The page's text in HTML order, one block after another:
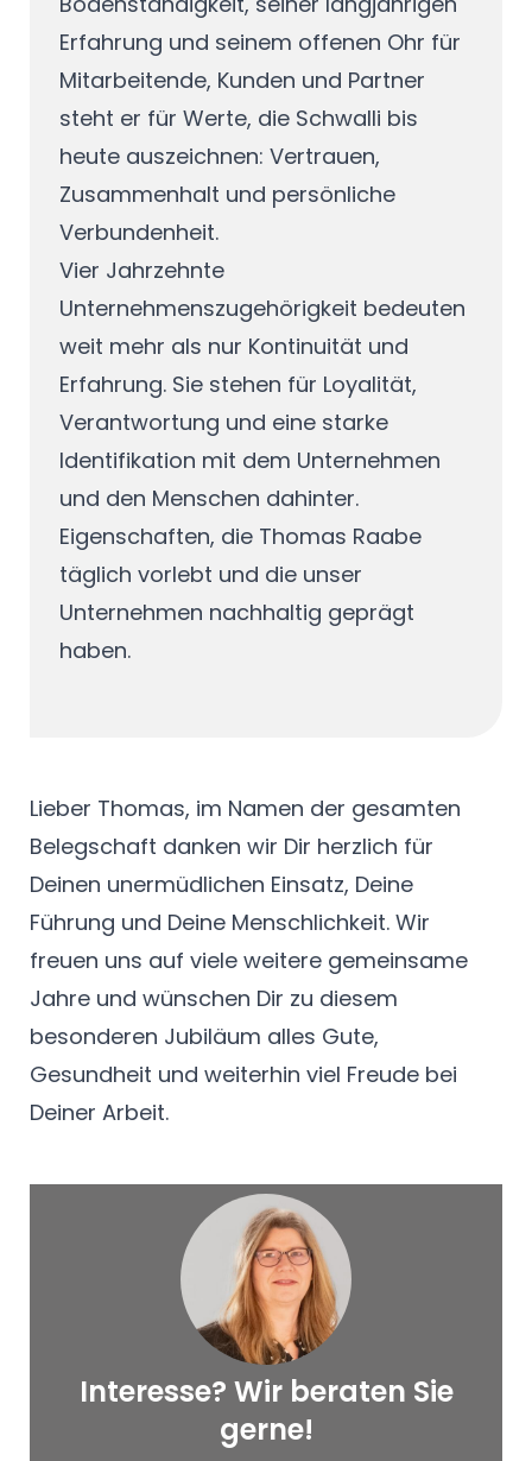
Erfahrung und seinem offenen Ohr für
Mitarbeitende, Kunden und Partner
steht er für Werte, die Schwalli bis
heute auszeichnen: Vertrauen,
Zusammenhalt und persönliche
Verbundenheit.
Vier Jahrzehnte
Unternehmenszugehörigkeit bedeuten
weit mehr als nur Kontinuität und
Erfahrung. Sie stehen für Loyalität,
Verantwortung und eine starke
Identifikation mit dem Unternehmen
und den Menschen dahinter.
Eigenschaften, die Thomas Raabe
täglich vorlebt und die unser
Unternehmen nachhaltig geprägt
haben.
Lieber Thomas, im Namen der gesamten
Belegschaft danken wir Dir herzlich für
Deinen unermüdlichen Einsatz, Deine
Führung und Deine Menschlichkeit. Wir
freuen uns auf viele weitere gemeinsame
Jahre und wünschen Dir zu diesem
besonderen Jubiläum alles Gute,
Gesundheit und weiterhin viel Freude bei
Deiner Arbeit.
© Schwalenstöcker &
Interesse? Wir beraten Sie
gerne!